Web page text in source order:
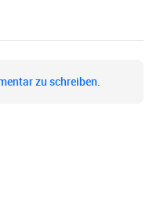
zu schreiben.